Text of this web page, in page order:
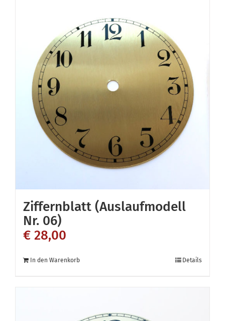
Ziffernblatt (Auslaufmodell
Nr. 06)
€ 28,00
In den Warenkorb Details